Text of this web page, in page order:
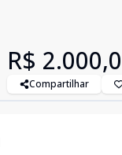
R$
Compartilhar